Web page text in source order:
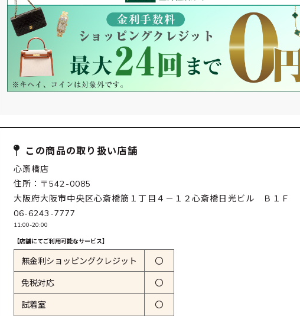
この商品の取り扱い店舗
心斎橋店
住所：〒542-0085
大阪府大阪市中央区心斎橋筋１丁目４－１２心斎橋日光ビル Ｂ１Ｆ
06-6243-7777
11:00-20:00
【店舗にてご利用可能なサービス】
無金利ショッピングクレジット 〇
免税対応 〇
試着室 〇